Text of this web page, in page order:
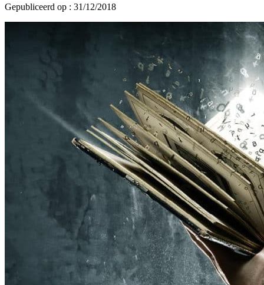
Gepubliceerd op : 31/12/2018